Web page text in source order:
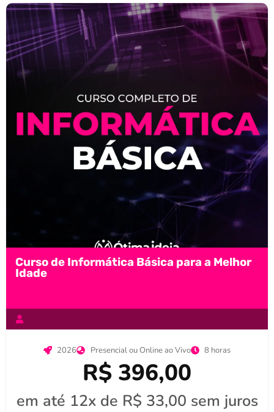
Curso de Informática Básica para a Melhor
Idade
2026 Presencial ou Online ao Vivo 8 horas
R$ 396,00
em até 12x de R$ 33,00 sem juros